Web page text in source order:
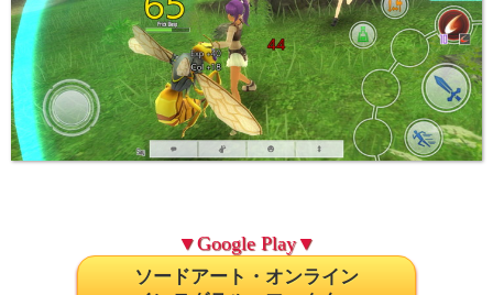
▼Google Play▼
ソードアート・オンライン